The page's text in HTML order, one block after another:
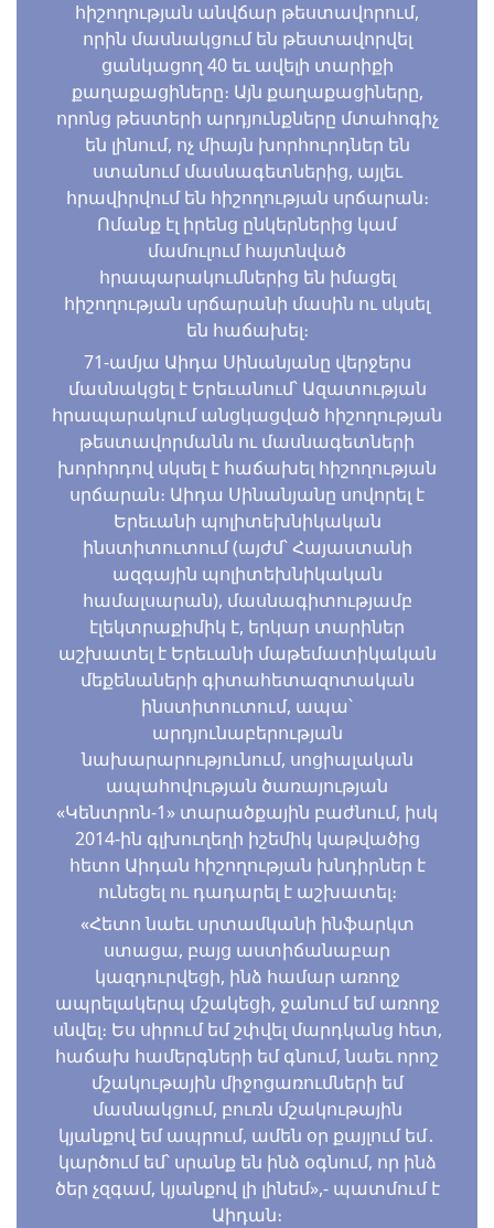
հիշողության անվճար թեստավորում,
որին մասնակցում են թեստավորվել
ցանկացող 40 եւ ավելի տարիքի
քաղաքացիները։ Այն քաղաքացիները,
որոնց թեստերի արդյունքները մտահոգիչ
են լինում, ոչ միայն խորհուրդներ են
ստանում մասնագետներից, այլեւ
հրավիրվում են հիշողության սրճարան։
Ոմանք էլ իրենց ընկերներից կամ
մամուլում հայտնված
հրապարակումներից են իմացել
հիշողության սրճարանի մասին ու սկսել
են հաճախել։
71-ամյա Աիդա Սինանյանը վերջերս
մասնակցել է Երեւանում՝ Ազատության
հրապարակում անցկացված հիշողության
թեստավորմանն ու մասնագետների
խորհրդով սկսել է հաճախել հիշողության
սրճարան։ Աիդա Սինանյանը սովորել է
Երեւանի պոլիտեխնիկական
ինստիտուտում (այժմ՝ Հայաստանի
ազգային պոլիտեխնիկական
համալսարան), մասնագիտությամբ
էլեկտրաքիմիկ է, երկար տարիներ
աշխատել է Երեւանի մաթեմատիկական
մեքենաների գիտահետազոտական
ինստիտուտում, ապա՝
արդյունաբերության
նախարարությունում, սոցիալական
ապահովության ծառայության
«Կենտրոն-1» տարածքային բաժնում, իսկ
2014-ին գլխուղեղի իշեմիկ կաթվածից
հետո Աիդան հիշողության խնդիրներ է
ունեցել ու դադարել է աշխատել։
«Հետո նաեւ սրտամկանի ինֆարկտ
ստացա, բայց աստիճանաբար
կազդուրվեցի, ինձ համար առողջ
ապրելակերպ մշակեցի, ջանում եմ առողջ
սնվել։ Ես սիրում եմ շփվել մարդկանց հետ,
հաճախ համերգների եմ գնում, նաեւ որոշ
մշակութային միջոցառումների եմ
մասնակցում, բուռն մշակութային
կյանքով եմ ապրում, ամեն օր քայլում եմ․
կարծում եմ՝ սրանք են ինձ օգնում, որ ինձ
ծեր չզգամ, կյանքով լի լինեմ»,- պատմում է
Աիդան։